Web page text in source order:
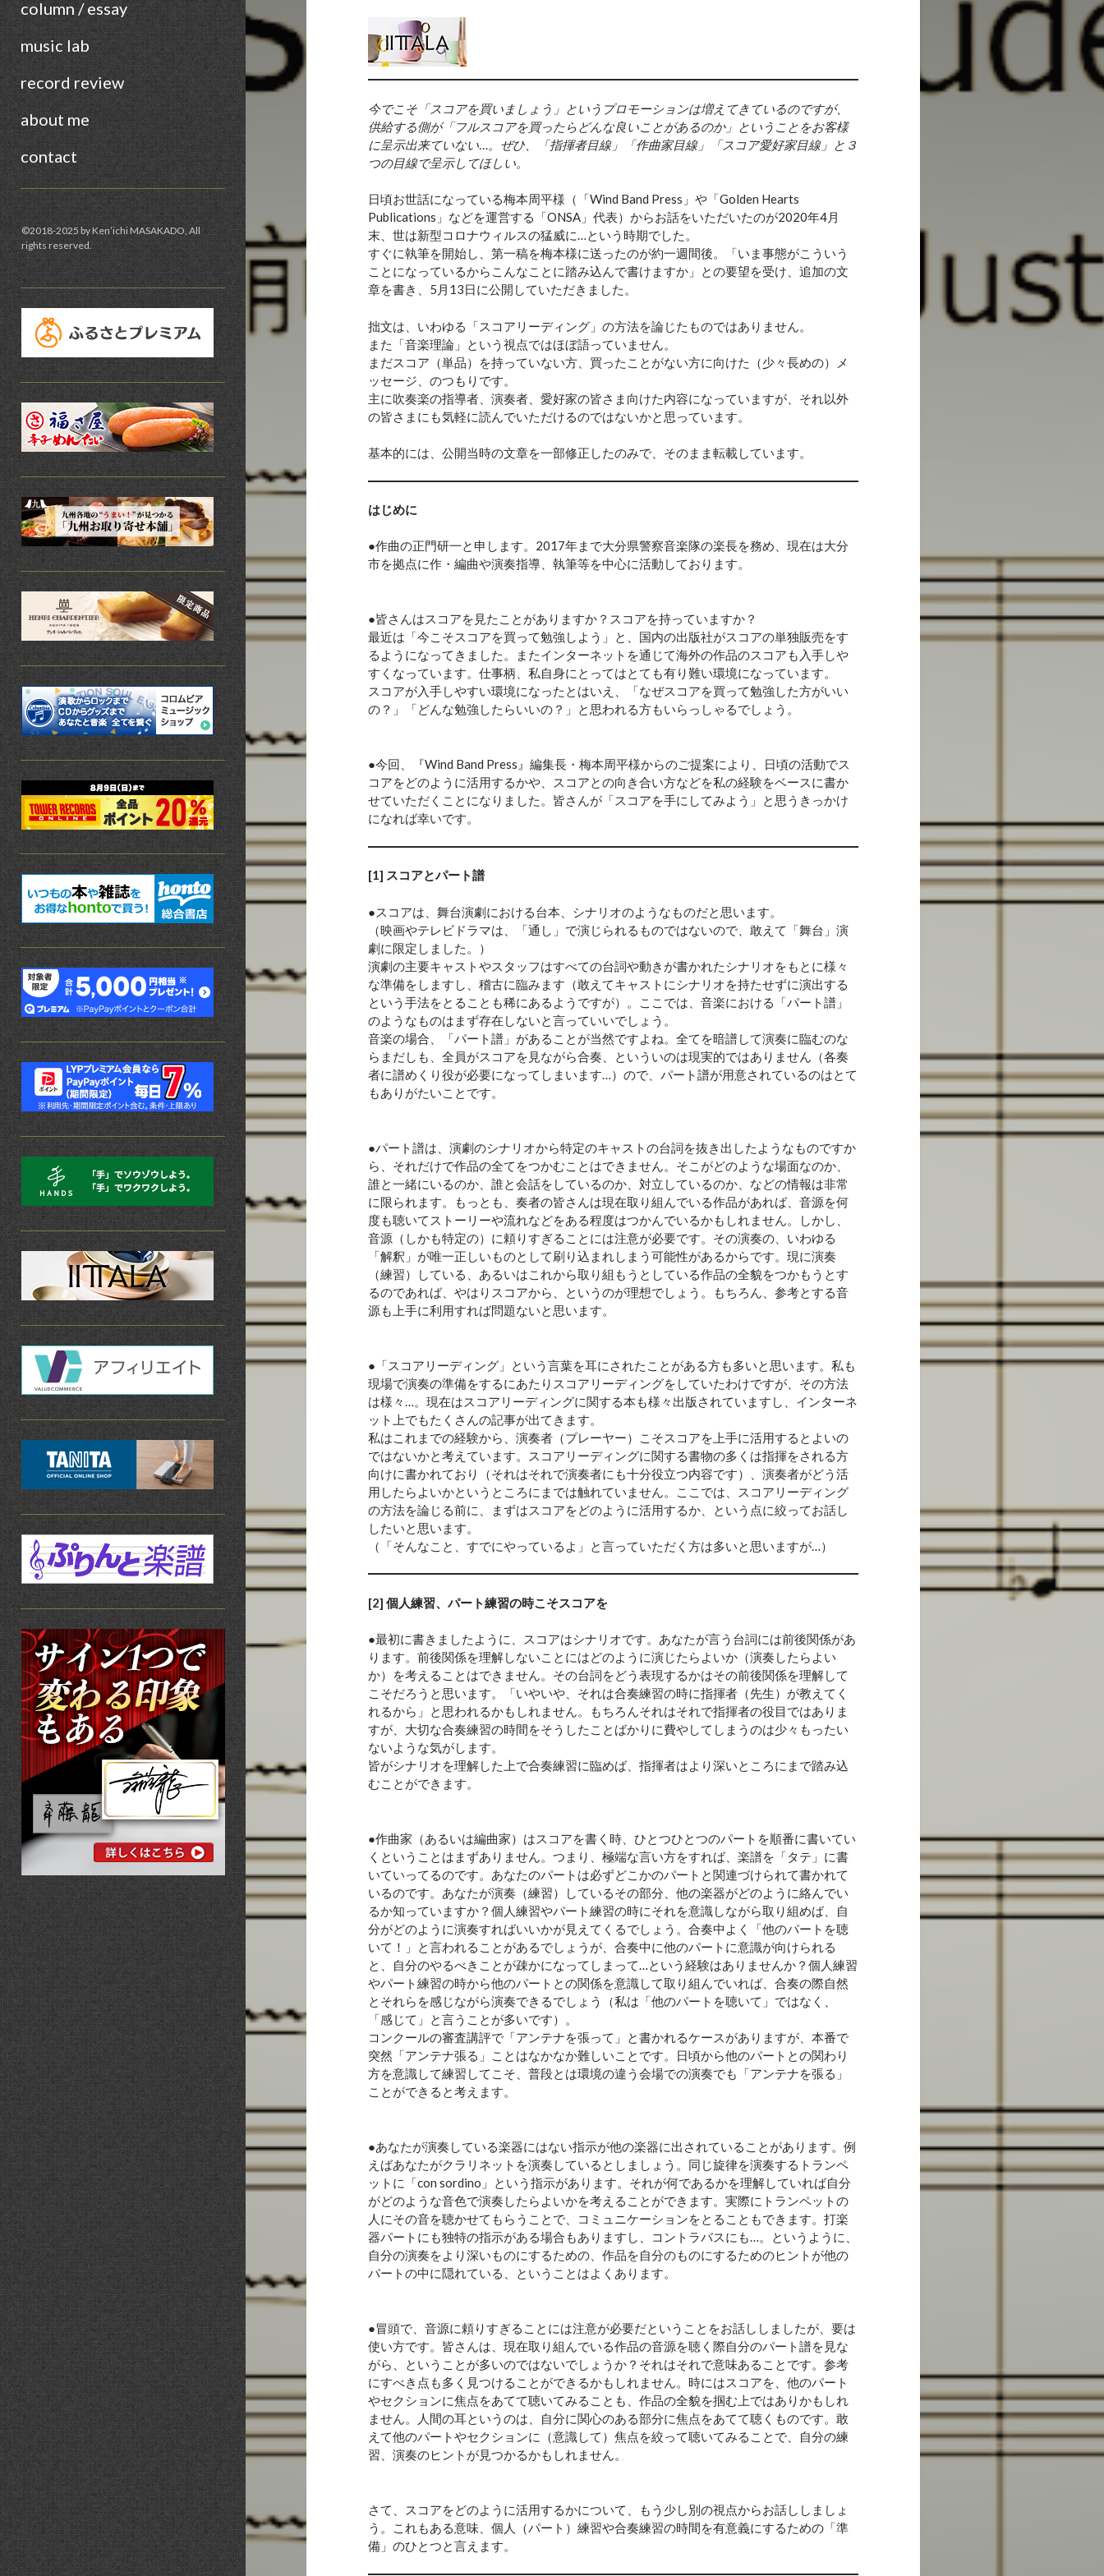
column / essay
music lab
record review
about me
contact
Sidebar
©︎2018-2025 by Ken’ichi MASAKADO, All
rights reserved.
今でこそ「スコアを買いましょう」というプロモーションは増えてきているのですが、
供給する側が「フルスコアを買ったらどんな良いことがあるのか」ということをお客様
に呈示出来ていない…。ぜひ、「指揮者目線」「作曲家目線」「スコア愛好家目線」と３
つの目線で呈示してほしい。
日頃お世話になっている梅本周平様（「Wind Band Press」や「Golden Hearts
Publications」などを運営する「ONSA」代表）からお話をいただいたのが2020年4月
末、世は新型コロナウィルスの猛威に…という時期でした。
すぐに執筆を開始し、第一稿を梅本様に送ったのが約一週間後。「いま事態がこういう
ことになっているからこんなことに踏み込んで書けますか」との要望を受け、追加の文
章を書き、5月13日に公開していただきました。
拙文は、いわゆる「スコアリーディング」の方法を論じたものではありません。
また「音楽理論」という視点ではほぼ語っていません。
まだスコア（単品）を持っていない方、買ったことがない方に向けた（少々長めの）メ
ッセージ、のつもりです。
主に吹奏楽の指導者、演奏者、愛好家の皆さま向けた内容になっていますが、それ以外
の皆さまにも気軽に読んでいただけるのではないかと思っています。
基本的には、公開当時の文章を一部修正したのみで、そのまま転載しています。
はじめに
●作曲の正門研一と申します。2017年まで大分県警察音楽隊の楽長を務め、現在は大分
市を拠点に作・編曲や演奏指導、執筆等を中心に活動しております。
●皆さんはスコアを見たことがありますか？スコアを持っていますか？
最近は「今こそスコアを買って勉強しよう」と、国内の出版社がスコアの単独販売をす
るようになってきました。またインターネットを通じて海外の作品のスコアも入手しや
すくなっています。仕事柄、私自身にとってはとても有り難い環境になっています。
スコアが入手しやすい環境になったとはいえ、「なぜスコアを買って勉強した方がいい
の？」「どんな勉強したらいいの？」と思われる方もいらっしゃるでしょう。
●今回、『Wind Band Press』編集長・梅本周平様からのご提案により、日頃の活動でス
コアをどのように活用するかや、スコアとの向き合い方などを私の経験をベースに書か
せていただくことになりました。皆さんが「スコアを手にしてみよう」と思うきっかけ
になれば幸いです。
[1] スコアとパート譜
●スコアは、舞台演劇における台本、シナリオのようなものだと思います。
（映画やテレビドラマは、「通し」で演じられるものではないので、敢えて「舞台」演
劇に限定しました。）
演劇の主要キャストやスタッフはすべての台詞や動きが書かれたシナリオをもとに様々
な準備をしますし、稽古に臨みます（敢えてキャストにシナリオを持たせずに演出する
という手法をとることも稀にあるようですが）。ここでは、音楽における「パート譜」
のようなものはまず存在しないと言っていいでしょう。
音楽の場合、「パート譜」があることが当然ですよね。全てを暗譜して演奏に臨むのな
らまだしも、全員がスコアを見ながら合奏、といういのは現実的ではありません（各奏
者に譜めくり役が必要になってしまいます…）ので、パート譜が用意されているのはとて
もありがたいことです。
●パート譜は、演劇のシナリオから特定のキャストの台詞を抜き出したようなものですか
ら、それだけで作品の全てをつかむことはできません。そこがどのような場面なのか、
誰と一緒にいるのか、誰と会話をしているのか、対立しているのか、などの情報は非常
に限られます。もっとも、奏者の皆さんは現在取り組んでいる作品があれば、音源を何
度も聴いてストーリーや流れなどをある程度はつかんでいるかもしれません。しかし、
音源（しかも特定の）に頼りすぎることには注意が必要です。その演奏の、いわゆる
「解釈」が唯一正しいものとして刷り込まれしまう可能性があるからです。現に演奏
（練習）している、あるいはこれから取り組もうとしている作品の全貌をつかもうとす
るのであれば、やはりスコアから、というのが理想でしょう。もちろん、参考とする音
源も上手に利用すれば問題ないと思います。
●「スコアリーディング」という言葉を耳にされたことがある方も多いと思います。私も
現場で演奏の準備をするにあたりスコアリーディングをしていたわけですが、その方法
は様々…。現在はスコアリーディングに関する本も様々出版されていますし、インターネ
ット上でもたくさんの記事が出てきます。
私はこれまでの経験から、演奏者（プレーヤー）こそスコアを上手に活用するとよいの
ではないかと考えています。スコアリーディングに関する書物の多くは指揮をされる方
向けに書かれており（それはそれで演奏者にも十分役立つ内容です）、演奏者がどう活
用したらよいかというところにまでは触れていません。ここでは、スコアリーディング
の方法を論じる前に、まずはスコアをどのように活用するか、という点に絞ってお話し
したいと思います。
（「そんなこと、すでにやっているよ」と言っていただく方は多いと思いますが…）
[2] 個人練習、パート練習の時こそスコアを
●最初に書きましたように、スコアはシナリオです。あなたが言う台詞には前後関係があ
ります。前後関係を理解しないことにはどのように演じたらよいか（演奏したらよい
か）を考えることはできません。その台詞をどう表現するかはその前後関係を理解して
こそだろうと思います。「いやいや、それは合奏練習の時に指揮者（先生）が教えてく
れるから」と思われるかもしれません。もちろんそれはそれで指揮者の役目ではありま
すが、大切な合奏練習の時間をそうしたことばかりに費やしてしまうのは少々もったい
ないような気がします。
皆がシナリオを理解した上で合奏練習に臨めば、指揮者はより深いところにまで踏み込
むことができます。
●作曲家（あるいは編曲家）はスコアを書く時、ひとつひとつのパートを順番に書いてい
くということはまずありません。つまり、極端な言い方をすれば、楽譜を「タテ」に書
いていってるのです。あなたのパートは必ずどこかのパートと関連づけられて書かれて
いるのです。あなたが演奏（練習）しているその部分、他の楽器がどのように絡んでい
るか知っていますか？個人練習やパート練習の時にそれを意識しながら取り組めば、自
分がどのように演奏すればいいかが見えてくるでしょう。合奏中よく「他のパートを聴
いて！」と言われることがあるでしょうが、合奏中に他のパートに意識が向けられる
と、自分のやるべきことが疎かになってしまって…という経験はありませんか？個人練習
やパート練習の時から他のパートとの関係を意識して取り組んでいれば、合奏の際自然
とそれらを感じながら演奏できるでしょう（私は「他のパートを聴いて」ではなく、
「感じて」と言うことが多いです）。
コンクールの審査講評で「アンテナを張って」と書かれるケースがありますが、本番で
突然「アンテナ張る」ことはなかなか難しいことです。日頃から他のパートとの関わり
方を意識して練習してこそ、普段とは環境の違う会場での演奏でも「アンテナを張る」
ことができると考えます。
●あなたが演奏している楽器にはない指示が他の楽器に出されていることがあります。例
えばあなたがクラリネットを演奏しているとしましょう。同じ旋律を演奏するトランペ
ットに「con sordino」という指示があります。それが何であるかを理解していれば自分
がどのような音色で演奏したらよいかを考えることができます。実際にトランペットの
人にその音を聴かせてもらうことで、コミュニケーションをとることもできます。打楽
器パートにも独特の指示がある場合もありますし、コントラバスにも…。というように、
自分の演奏をより深いものにするための、作品を自分のものにするためのヒントが他の
パートの中に隠れている、ということはよくあります。
●冒頭で、音源に頼りすぎることには注意が必要だということをお話ししましたが、要は
使い方です。皆さんは、現在取り組んでいる作品の音源を聴く際自分のパート譜を見な
がら、ということが多いのではないでしょうか？それはそれで意味あることです。参考
にすべき点も多く見つけることができるかもしれません。時にはスコアを、他のパート
やセクションに焦点をあてて聴いてみることも、作品の全貌を掴む上ではありかもしれ
ません。人間の耳というのは、自分に関心のある部分に焦点をあてて聴くものです。敢
えて他のパートやセクションに（意識して）焦点を絞って聴いてみることで、自分の練
習、演奏のヒントが見つかるかもしれません。
さて、スコアをどのように活用するかについて、もう少し別の視点からお話ししましょ
う。これもある意味、個人（パート）練習や合奏練習の時間を有意義にするための「準
備」のひとつと言えます。